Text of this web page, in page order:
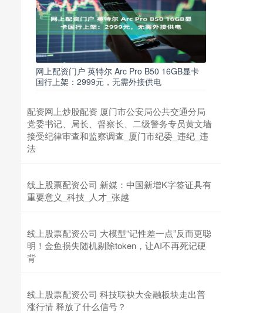
网上配资门户 英特尔 Arc Pro B50 16GB显卡
国行上架：2999元，无需外接供电
配资网上炒股配资 厦门市公安局公共交通分局
党委书记、局长、督察长、二级警务专员黄文墙
接受纪律审查和监察调查_厦门市纪委_违纪_违
法
线上股票配资公司 新媒：中国新增K字签证具有
重要意义_科技_人才_张越
线上股票配资公司 大模型“记性差一点”反而更聪
明！金鱼损失随机剔除token，让AI不再死记硬
背
线上股票配资公司 科技联袂大金融板块走出普
涨行情 释放了什么信号？